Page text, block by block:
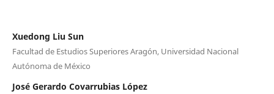
Xuedong Liu Sun
Facultad de Estudios Superiores Aragón, Universidad Nacional
Autónoma de México
José Gerardo Covarrubias López